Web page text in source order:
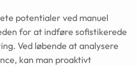
potentialer ved manuel
for at indføre sofistikerede
Ved løbende at analysere
kan man proaktivt